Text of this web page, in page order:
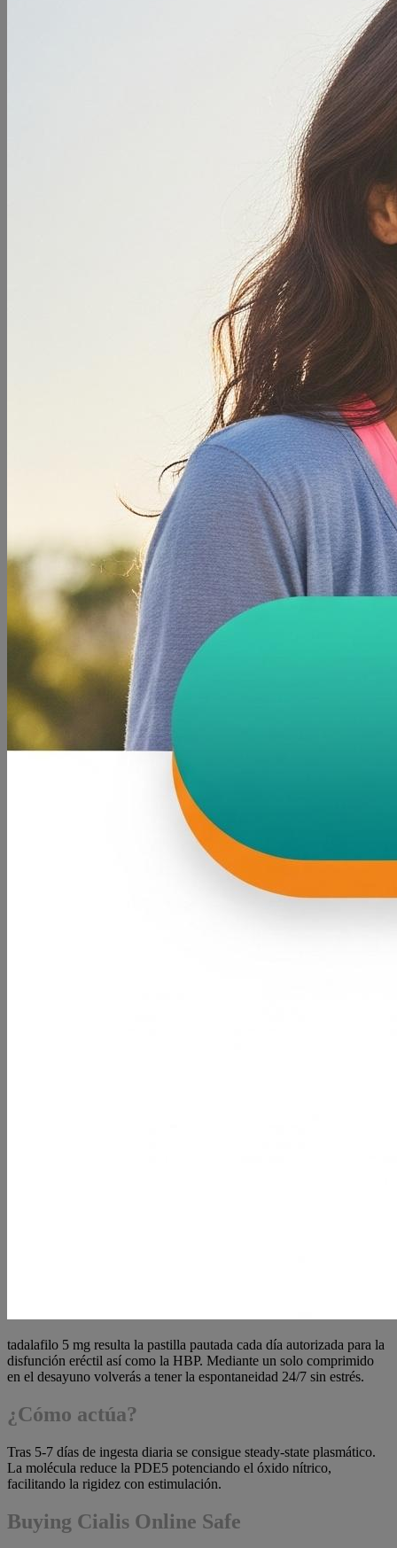
tadalafilo 5 mg resulta la pastilla pautada cada día autorizada para la
disfunción eréctil así como la HBP. Mediante un solo comprimido
en el desayuno volverás a tener la espontaneidad 24/7 sin estrés.
¿Cómo actúa?
Tras 5-7 días de ingesta diaria se consigue steady-state plasmático.
La molécula reduce la PDE5 potenciando el óxido nítrico,
facilitando la rigidez con estimulación.
Buying Cialis Online Safe